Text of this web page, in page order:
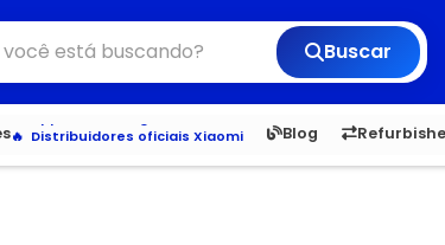
Buscar
Distribuidores oficiais Xiaomi
Blog
6,050 5.20 1,900